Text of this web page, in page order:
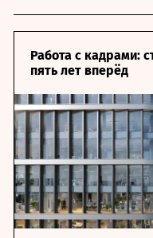
Работа с кадрами:
пять лет вперёд